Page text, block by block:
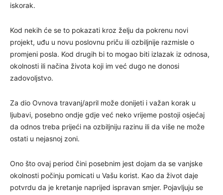
iskorak.
Kod nekih će se to pokazati kroz želju da pokrenu novi
projekt, uđu u novu poslovnu priču ili ozbiljnije razmisle o
promjeni posla. Kod drugih bi to mogao biti izlazak iz odnosa,
okolnosti ili načina života koji im već dugo ne donosi
zadovoljstvo.
Za dio Ovnova travanj/april može donijeti i važan korak u
ljubavi, posebno ondje gdje već neko vrijeme postoji osjećaj
da odnos treba prijeći na ozbiljniju razinu ili da više ne može
ostati u nejasnoj zoni.
Ono što ovaj period čini posebnim jest dojam da se vanjske
okolnosti počinju pomicati u Vašu korist. Kao da život daje
potvrdu da je kretanje naprijed ispravan smjer. Pojavljuju se